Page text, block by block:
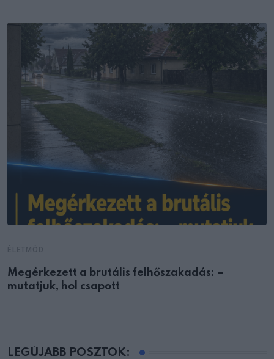
Megérkezett a brutális felhőszakadás: –
mutatjuk, hol csapott
LEGÚJABB POSZTOK: